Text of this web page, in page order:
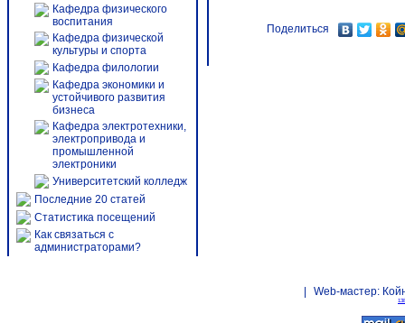
Кафедра физического
воспитания
Кафедра физической
культуры и спорта
Кафедра филологии
Кафедра экономики и
устойчивого развития
бизнеса
Кафедра электротехники,
электропривода и
промышленной
электроники
Университетский колледж
Последние 20 статей
Статистика посещений
Как связаться с
администраторами?
Поделиться
Web-мастер: